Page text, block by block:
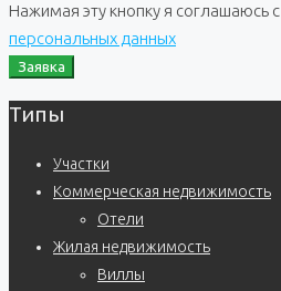
Нажимая эту кнопку я соглашаюсь с
персональных данных
Заявка
Типы
Участки
Коммерческая недвижимость
Отели
Жилая недвижимость
Виллы